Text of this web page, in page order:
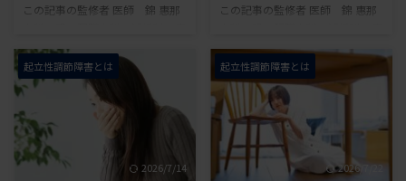
この記事の監修者 医師 錦 惠那
業医保有資格：日本内科学会内科
専門医・日本医師会認定産業医
2018年から起立性調節障害患者
の診療を行い、累計30人以上の
起立性調節障害患者を担当。 一
般社団法人 起立性調節障害改善
協会 季節の変わり目になると、
「朝起きられない」「体がだる
この記事の監修者 医師 錦 惠那
業医保有資格：日本内科学会内科
専門医・日本医師会認定産業医
2018年から起立性調節障害患者
の診療を行い、累計30人以上の
起立性調節障害患者を担当。 一
般社団法人 起立性調節障害改善
協会 起立性調節障害の子どもに
は、体のだるさや疲れやすさとい
起立性調節障害とは
2026/7/14
起立性調節障害とは
2026/7/22